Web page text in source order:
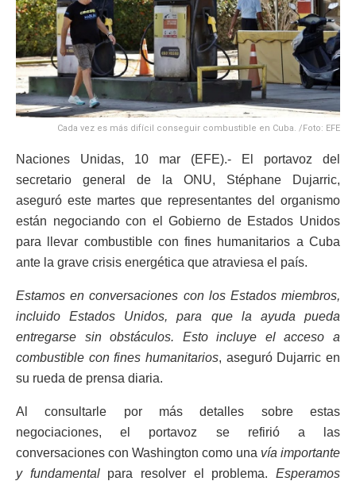
Cada vez es más difícil conseguir combustible en Cuba. /Foto: EFE
Naciones Unidas, 10 mar (EFE).- El portavoz del
secretario general de la ONU, Stéphane Dujarric,
aseguró este martes que representantes del organismo
están negociando con el Gobierno de Estados Unidos
para llevar combustible con fines humanitarios a Cuba
ante la grave crisis energética que atraviesa el país.
Estamos en conversaciones con los Estados miembros,
incluido Estados Unidos, para que la ayuda pueda
entregarse sin obstáculos. Esto incluye el acceso a
combustible con fines humanitarios, aseguró Dujarric en
su rueda de prensa diaria.
Al consultarle por más detalles sobre estas
negociaciones, el portavoz se refirió a las
conversaciones con Washington como una vía importante
y fundamentalpara resolver el problema.Esperamos